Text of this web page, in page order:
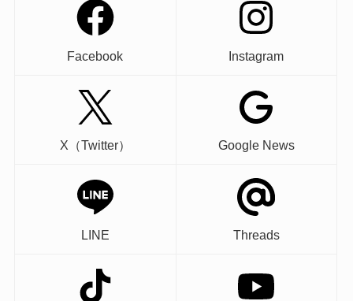
Facebook Instagram
X（Twitter） Google News
LINE Threads